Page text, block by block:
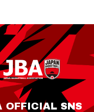
OFFICIAL SNS